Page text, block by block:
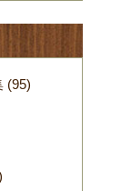
(95)